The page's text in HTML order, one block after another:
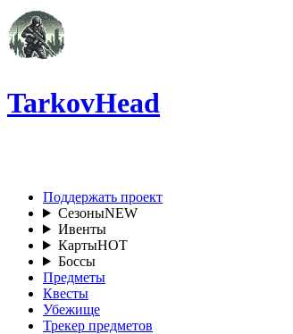
TarkovHead
Поддержать проект
СезоныNEW
Ивенты
КартыHOT
Боссы
Предметы
Квесты
Убежище
Трекер предметов